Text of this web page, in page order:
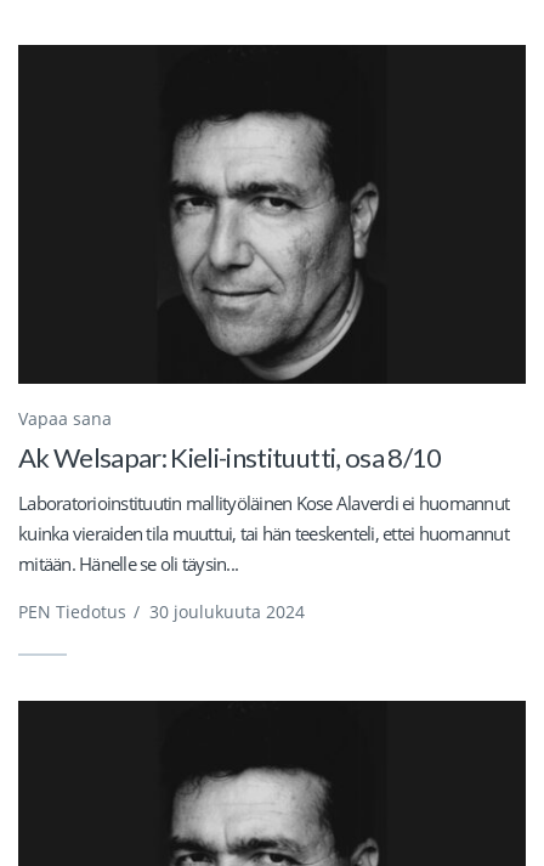
Vapaa sana
Ak Welsapar: Kieli-instituutti, osa 8/10
Laboratorioinstituutin mallityöläinen Kose Alaverdi ei huomannut
kuinka vieraiden tila muuttui, tai hän teeskenteli, ettei huomannut
mitään. Hänelle se oli täysin...
PEN Tiedotus / 30 joulukuuta 2024